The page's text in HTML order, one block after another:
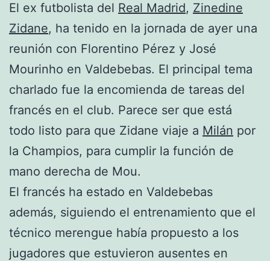
El ex futbolista del Real Madrid, Zinedine
Zidane, ha tenido en la jornada de ayer una
reunión con Florentino Pérez y José
Mourinho en Valdebebas. El principal tema
charlado fue la encomienda de tareas del
francés en el club. Parece ser que está
todo listo para que Zidane viaje a Milán por
la Champios, para cumplir la función de
mano derecha de Mou.
El francés ha estado en Valdebebas
además, siguiendo el entrenamiento que el
técnico merengue había propuesto a los
jugadores que estuvieron ausentes en